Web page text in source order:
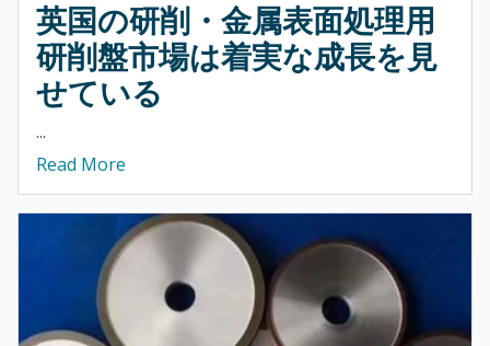
英国の研削・金属表面処理用
研削盤市場は着実な成長を見
せている
...
Read More